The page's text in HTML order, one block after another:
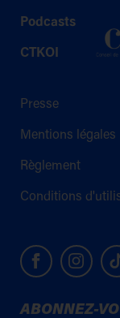
Podcasts
CTKOI
Presse
Mentions légales
Règlement
Conditions
ABONNEZ-